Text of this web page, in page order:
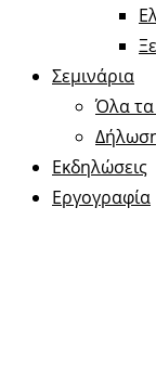
Σεμινάρια
Όλα τα
Εκδηλώσεις
Εργογραφία